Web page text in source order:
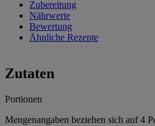
Zubereitung
Nährwerte
Bewertung
Ähnliche Rezepte
Zutaten
Portionen
Mengenangaben beziehen sich auf4